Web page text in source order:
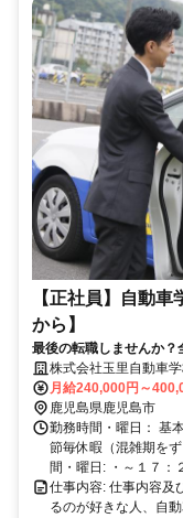
【正社員】自動
から】
最後の転職しませんか？
ミュニケーションがとる
株式会社玉里自動車
月給240,000円～
鹿児島県鹿児島市
勤務時間・曜日： 基
節毎休暇（混雑期を
間・曜日: ・～１７：
仕事内容: 仕事内容及
るのが好きな人、自